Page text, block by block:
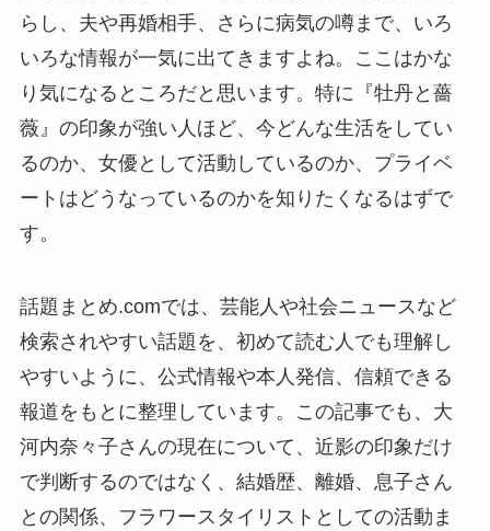
らし、夫や再婚相手、さらに病気の噂まで、いろ
いろな情報が一気に出てきますよね。ここはかな
り気になるところだと思います。特に『牡丹と薔
薇』の印象が強い人ほど、今どんな生活をしてい
るのか、女優として活動しているのか、プライベ
ートはどうなっているのかを知りたくなるはずで
す。
話題まとめ.comでは、芸能人や社会ニュースなど
検索されやすい話題を、初めて読む人でも理解し
やすいように、公式情報や本人発信、信頼できる
報道をもとに整理しています。この記事でも、大
河内奈々子さんの現在について、近影の印象だけ
で判断するのではなく、結婚歴、離婚、息子さん
との関係、フラワースタイリストとしての活動ま